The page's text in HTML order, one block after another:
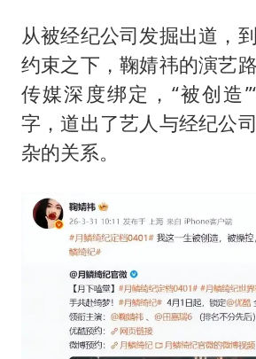
从被经纪公司发掘出道，
约束之下，鞠婧祎的演艺
传媒深度绑定，“被创造
字，道出了艺人与经纪公
杂的关系。